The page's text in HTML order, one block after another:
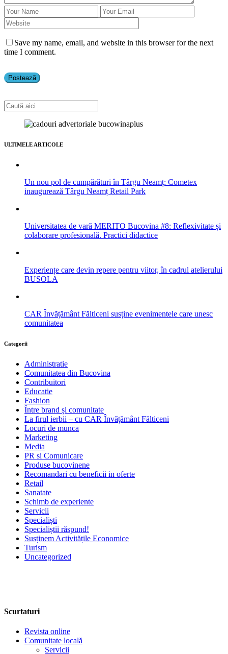
Save my name, email, and website in this browser for the next
time I comment.
ULTIMELE ARTICOLE
Un nou pol de cumpărături în Târgu Neamț: Cometex
inaugurează Târgu Neamț Retail Park
Universitatea de vară MERITO Bucovina #8: Reflexivitate și
colaborare profesională. Practici didactice
Experiențe care devin repere pentru viitor, în cadrul atelierului
BUSOLA
CAR Învățământ Fălticeni susține evenimentele care unesc
comunitatea
Categorii
Administratie
Comunitatea din Bucovina
Contribuitori
Educatie
Fashion
Între brand și comunitate
La firul ierbii – cu CAR Învățământ Fălticeni
Locuri de munca
Marketing
Media
PR si Comunicare
Produse bucovinene
Recomandari cu beneficii in oferte
Retail
Sanatate
Schimb de experiente
Servicii
Specialiști
Specialiștii răspund!
Susținem Activitățile Economice
Turism
Uncategorized
Scurtaturi
Revista online
Comunitate locală
Servicii